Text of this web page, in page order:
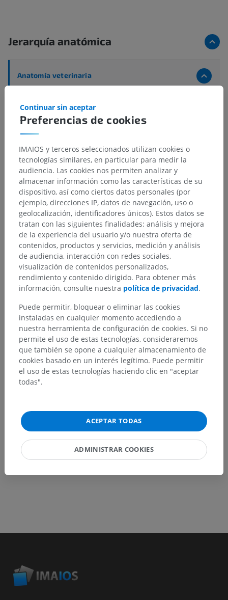
Jerarquía anatómica
Anatomía veterinaria
Encéfalo> Prosencéfalo; Cerebro anterior
Diencéfalo> Talamencéfalo >
Secciones del talamencéfalo>
Secciones del epitálamo
Núcleo habenular lateral
Estructuras subyacentes: No hay estructuras
subyacentes correspondientes para esta parte
anatómica
Anatomía comparada en humanos
Traducciones
¿Ha detectado un error?
No dude en sugerir una corrección, traducción o
mejora de contenido.
Reportar un error
DESCARGAR LA APLICACIÓN
Preferencias de cookies
Continuar sin aceptar
IMAIOS y terceros seleccionados utilizan cookies o
tecnologías similares, en particular para medir la
audiencia. Las cookies nos permiten analizar y
almacenar información como las características de su
dispositivo, así como ciertos datos personales (por
ejemplo, direcciones IP, datos de navegación, uso o
geolocalización, identificadores únicos). Estos datos se
tratan con las siguientes finalidades: análisis y mejora
de la experiencia del usuario y/o nuestra oferta de
contenidos, productos y servicios, medición y análisis
de audiencia, interacción con redes sociales,
visualización de contenidos personalizados,
rendimiento y contenido dirigido. Para obtener más
información, consulte nuestra política de privacidad.
Puede permitir, bloquear o eliminar las cookies
instaladas en cualquier momento accediendo a
nuestra herramienta de configuración de cookies. Si no
permite el uso de estas tecnologías, consideraremos
que también se opone a cualquier almacenamiento de
cookies basado en un interés legítimo. Puede permitir
el uso de estas tecnologías haciendo clic en "aceptar
todas".
ACEPTAR TODAS
ADMINISTRAR COOKIES